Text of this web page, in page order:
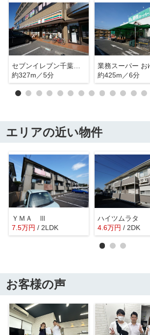
セブンイレブン千葉鎌取駅前店
約327m／5分
業務スーパー お
約425m／6分
エリアの近い物件
ＹＭＡ Ⅲ
7.5万円 / 2LDK
ハイツムラタ
4.6万円 / 2DK
お客様の声